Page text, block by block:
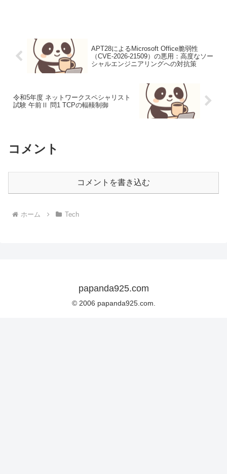
APT28によるMicrosoft Office脆弱性
（CVE-2026-21509）の悪用：高度なソー
シャルエンジニアリングへの対抗策
令和5年度 ネットワークスペシャリスト
試験 午前Ⅱ 問1 TCPの輻輳制御
コメント
コメントを書き込む
ホーム Tech
papanda925.com
© 2006 papanda925.com.